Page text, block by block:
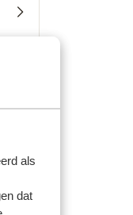
als
dat